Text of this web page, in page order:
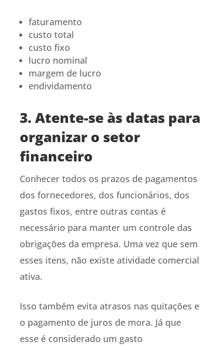
faturamento
custo total
custo fixo
lucro nominal
margem de lucro
endividamento
3. Atente-se às datas para
organizar o setor
financeiro
Conhecer todos os prazos de pagamentos
dos fornecedores, dos funcionários, dos
gastos fixos, entre outras contas é
necessário para manter um controle das
obrigações da empresa. Uma vez que sem
esses itens, não existe atividade comercial
ativa.
Isso também evita atrasos nas quitações e
o pagamento de juros de mora. Já que
esse é considerado um gasto